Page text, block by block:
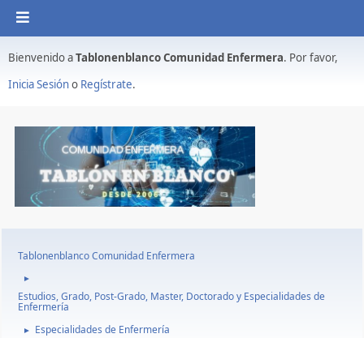
Bienvenido aTablonenblanco Comunidad Enfermera. Por favor,
Inicia Sesióno Regístrate.
Tablonenblanco Comunidad Enfermera
►
Estudios, Grado, Post-Grado, Master, Doctorado y Especialidades de
Enfermería
► Especialidades de Enfermería